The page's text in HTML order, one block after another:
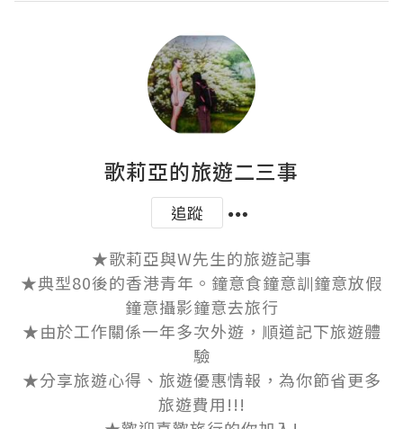
歌莉亞的旅遊二三事
追蹤
★歌莉亞與W先生的旅遊記事
★典型80後的香港青年。鐘意食鐘意訓鐘意放假
鐘意攝影鐘意去旅行
★由於工作關係一年多次外遊，順道記下旅遊體
驗
★分享旅遊心得、旅遊優惠情報，為你節省更多
旅遊費用!!!